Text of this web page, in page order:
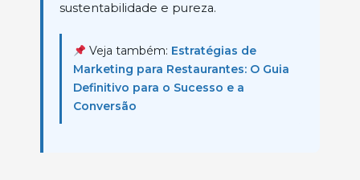
sustentabilidade e pureza.
Veja também: Estratégias de
Marketing para Restaurantes: O Guia
Definitivo para o Sucesso e a
Conversão